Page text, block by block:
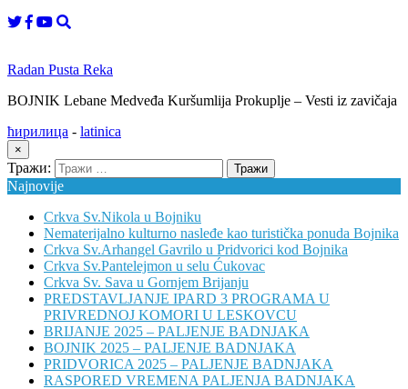
Radan Pusta Reka
BOJNIK Lebane Medveđa Kuršumlija Prokuplje – Vesti iz zavičaja
ћирилица - latinica
×
Тражи:
Najnovije
Crkva Sv.Nikola u Bojniku
Nematerijalno kulturno nasleđe kao turistička ponuda Bojnika
Crkva Sv.Arhangel Gavrilo u Pridvorici kod Bojnika
Crkva Sv.Pantelejmon u selu Ćukovac
Crkva Sv. Sava u Gornjem Brijanju
PREDSTAVLJANJE IPARD 3 PROGRAMA U
PRIVREDNOJ KOMORI U LESKOVCU
BRIJANJE 2025 – PALJENJE BADNJAKA
BOJNIK 2025 – PALJENJE BADNJAKA
PRIDVORICA 2025 – PALJENJE BADNJAKA
RASPORED VREMENA PALJENJA BADNJAKA